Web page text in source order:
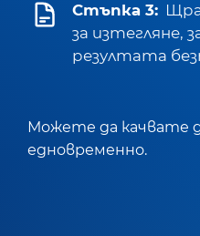
Стъпка 3:
за изтегляне,
резултата
Можете да качвате
едновременно.